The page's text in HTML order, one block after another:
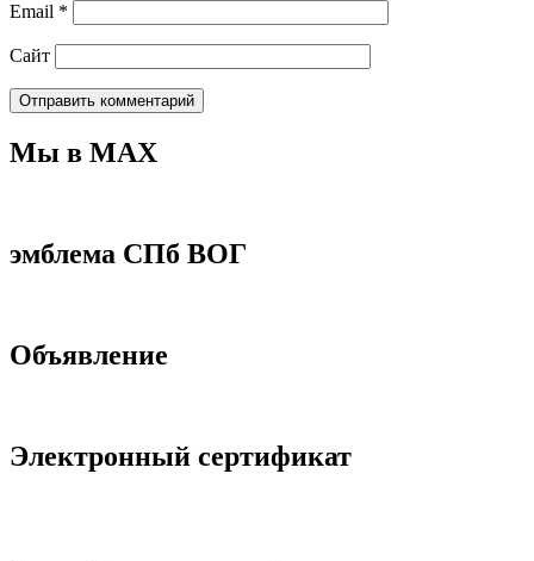
Email *
Сайт
Мы в МАХ
эмблема СПб ВОГ
Объявление
Электронный сертификат